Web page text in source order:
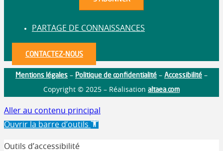
PARTAGE DE CONNAISSANCES
CONTACTEZ-NOUS
Mentions légales – Politique de confidentialité – Accessibilité –
Copyright © 2025 – Réalisation altaea.com
Aller au contenu principal
Ouvrir la barre d’outils
Outils d’accessibilité